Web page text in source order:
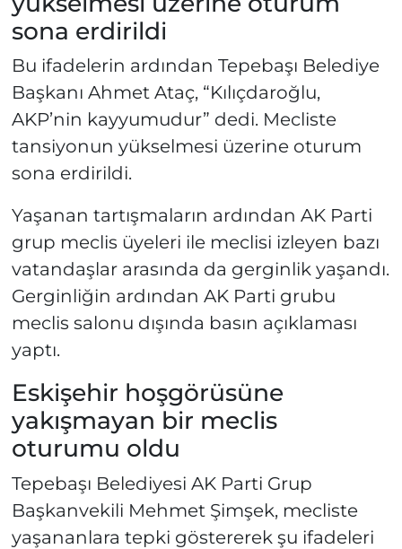
sona erdirildi
Bu ifadelerin ardından Tepebaşı Belediye
Başkanı Ahmet Ataç, “Kılıçdaroğlu,
AKP’nin kayyumudur” dedi. Mecliste
tansiyonun yükselmesi üzerine oturum
sona erdirildi.
Yaşanan tartışmaların ardından AK Parti
grup meclis üyeleri ile meclisi izleyen bazı
vatandaşlar arasında da gerginlik yaşandı.
Gerginliğin ardından AK Parti grubu
meclis salonu dışında basın açıklaması
yaptı.
Eskişehir hoşgörüsüne
yakışmayan bir meclis
oturumu oldu
Tepebaşı Belediyesi AK Parti Grup
Başkanvekili Mehmet Şimşek, mecliste
yaşananlara tepki göstererek şu ifadeleri